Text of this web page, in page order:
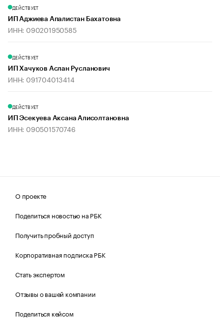
ДЕЙСТВУЕТ
ИП Аджиева Апалистан Бахатовна
ИНН: 090201950585
ДЕЙСТВУЕТ
ИП Хачуков Аслан Русланович
ИНН: 091704013414
ДЕЙСТВУЕТ
ИП Эсекуева Аксана Алисолтановна
ИНН: 090501570746
О проекте
Поделиться новостью на РБК
Получить пробный доступ
Корпоративная подписка РБК
Стать экспертом
Отзывы о вашей компании
Поделиться кейсом